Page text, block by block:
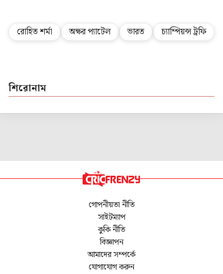
রোহিত শর্মা অক্ষর প্যাটেল ভারত চ্যাম্পিয়ন্স ট্রফি
শিরোনাম
গোপনীয়তা নীতি
সাইটম্যাপ
কুকি নীতি
বিজ্ঞাপন
আমাদের সম্পর্কে
যোগাযোগ করুন